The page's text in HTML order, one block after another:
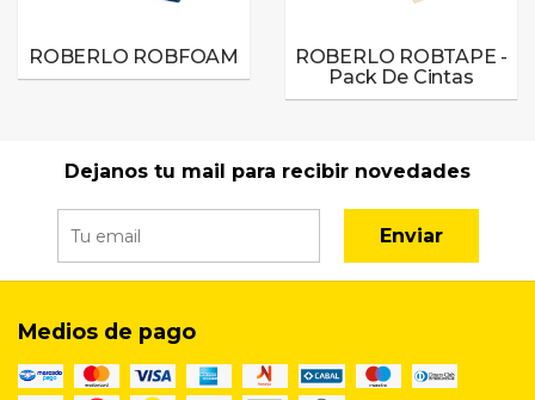
ROBERLO ROBFOAM
ROBERLO ROBTAPE -
Pack De Cintas
Dejanos tu mail para recibir novedades
Enviar
Medios de pago